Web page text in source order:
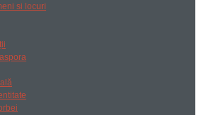
si locuri